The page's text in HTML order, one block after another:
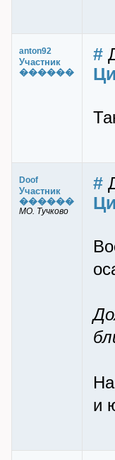
anton92
Участник
������
#
Doof
Участник
������
МО. Тучково
#
и